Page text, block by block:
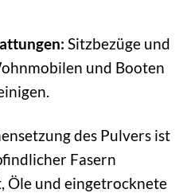
Sitzbezüge und
und Booten
des Pulvers ist
Fasern
Öle und eingetrocknete